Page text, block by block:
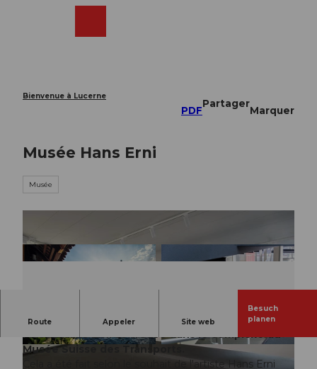
Bienvenue à Lucerne
PDF
Partager
Marquer
Musée Hans Erni
Musée
Route Appeler Site web
Besuch
planen
Depuis 1979, l'imposant bâtiment hexagonal du
Musée Hans Erni se trouve dans le complexe du
Musée Suisse des Transports.
Cela a été fait selon le souhait de l'artiste Hans Erni